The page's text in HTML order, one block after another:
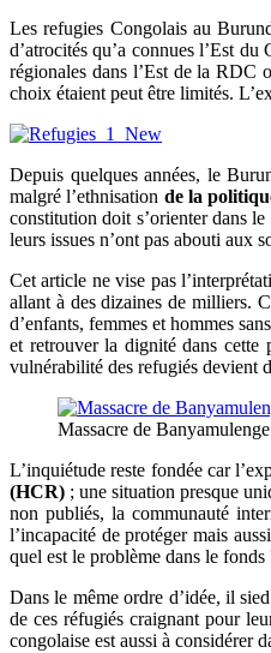
Les refugies Congolais au
d’atrocités qu’a connues l’Est
régionales dans l’Est de la RDC
choix étaient peut être limités.
Depuis quelques années, le
malgré l’ethnisation de la
constitution doit s’orienter dans
leurs issues n’ont pas abouti aux
Cet article ne vise pas
allant à des dizaines de milliers.
d’enfants, femmes et hommes
et retrouver la dignité dans cette
vulnérabilité des refugiés devient
Massacre de
L’inquiétude reste fondée car
(HCR) ; une situation presque
non publiés, la communauté
l’incapacité de protéger mais
quel est le problème dans le fonds
Dans le même ordre d’idée, il
de ces réfugiés craignant pour
congolaise est aussi à considérer